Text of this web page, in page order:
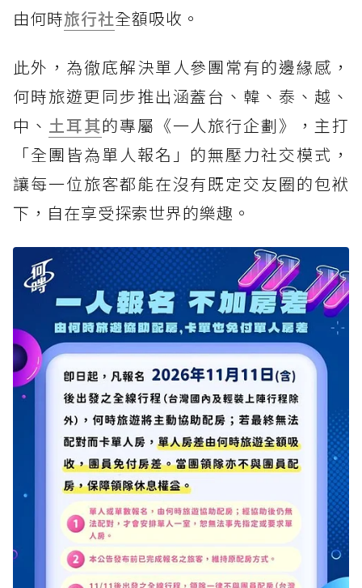
由何時旅行社全額吸收。
此外，為徹底解決單人參團常有的邊緣感，
何時旅遊更同步推出涵蓋台、韓、泰、越、
中、 土耳其的專屬《一人旅行企劃》，主打
「全團皆為單人報名」的無壓力社交模式，
讓每一位旅客都能在沒有既定交友圈的包袱
下，自在享受探索世界的樂趣。